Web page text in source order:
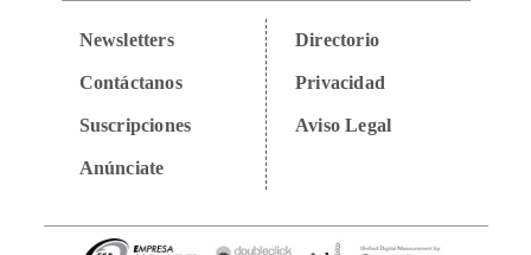
Newsletters
Contáctanos
Suscripciones
Anúnciate
Directorio
Privacidad
Aviso Legal